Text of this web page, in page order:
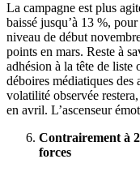
La campagne est plus
baissé jusqu’à 13 %,
niveau de début
points en mars. Reste à
adhésion à la tête de liste
déboires médiatiques des
volatilité observée
en avril. L’ascenseur
Contrairement à
forces